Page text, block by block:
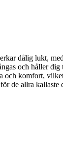
dålig lukt,
och håller
komfort,
de allra kallaste